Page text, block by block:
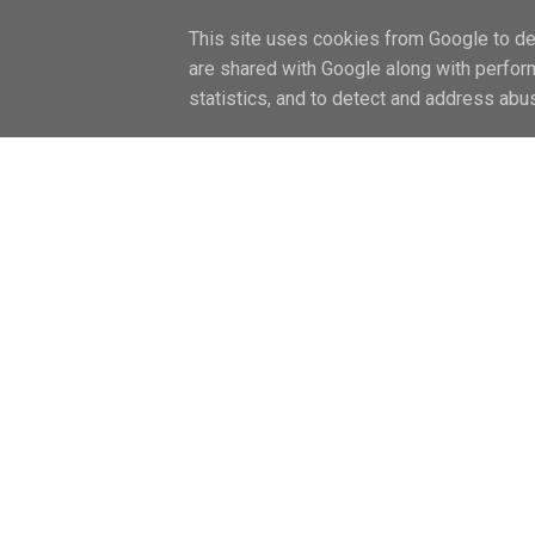
FŐOLDAL / HOME LIFESTYLE
This site uses cookies from Google to
are shared with Google along with
statistics, and to detect and address